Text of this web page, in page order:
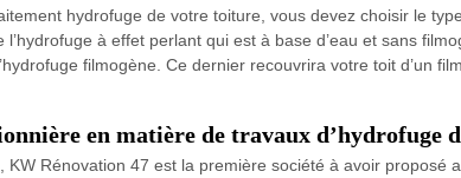
hydrofuge de votre toiture, vous devez choisir le
à effet perlant qui est à base d’eau et sans
filmogène. Ce dernier recouvrira votre toit d’un
en matière de travaux d’hydrofuge
Rénovation 47 est la première société à avoir proposé